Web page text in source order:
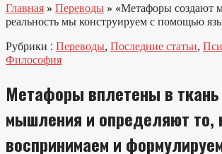
Главная » Переводы » «Метафоры создают
реальность мы конструируем с помощью
Рубрики : Переводы, Последние статьи,
Философия
Метафоры вплетены в
мышления и определяют то,
воспринимаем и